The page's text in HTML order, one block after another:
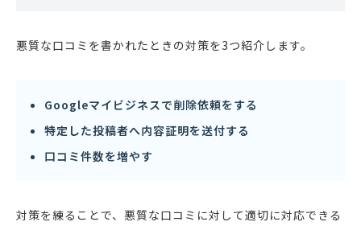
悪質な口コミを書かれたときの対策を3つ紹介します。
Googleマイビジネスで削除依頼をする
特定した投稿者へ内容証明を送付する
口コミ件数を増やす
対策を練ることで、悪質な口コミに対して適切に対応できる